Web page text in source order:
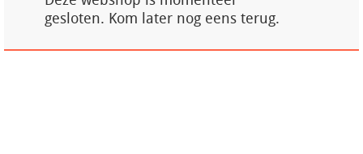
gesloten. Kom later nog eens terug.